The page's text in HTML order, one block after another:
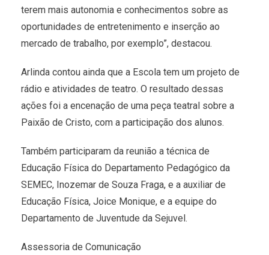
terem mais autonomia e conhecimentos sobre as
oportunidades de entretenimento e inserção ao
mercado de trabalho, por exemplo”, destacou.
Arlinda contou ainda que a Escola tem um projeto de
rádio e atividades de teatro. O resultado dessas
ações foi a encenação de uma peça teatral sobre a
Paixão de Cristo, com a participação dos alunos.
Também participaram da reunião a técnica de
Educação Física do Departamento Pedagógico da
SEMEC, Inozemar de Souza Fraga, e a auxiliar de
Educação Física, Joice Monique, e a equipe do
Departamento de Juventude da Sejuvel.
Assessoria de Comunicação